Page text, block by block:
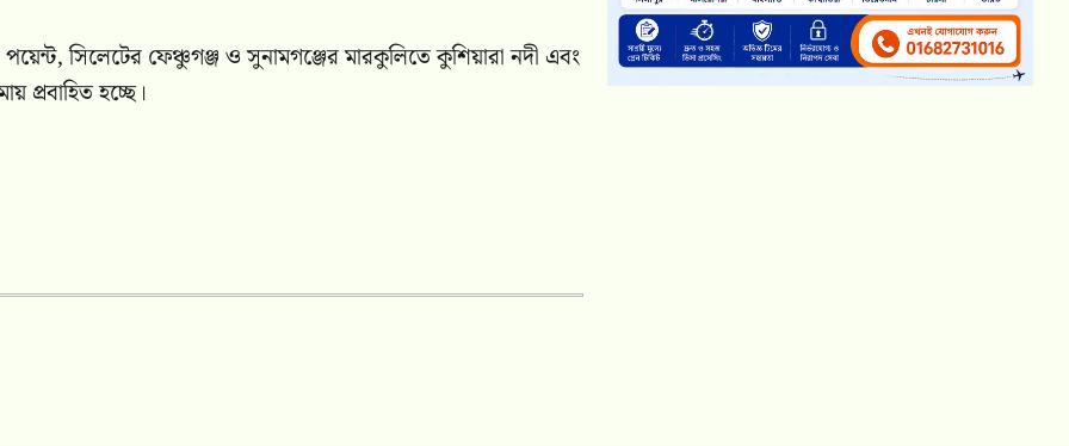
পয়েন্ট, সিলেটের ফেঞ্চুগঞ্জ ও সুনামগঞ্জের মারকুলিতে কুশিয়ারা নদী এবং
প্রবাহিত হচ্ছে।